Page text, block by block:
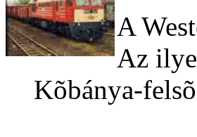
A
Az
Kõbánya-